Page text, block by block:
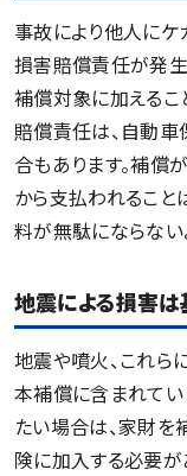
事故により他人にケ
損害賠償責任が発
補償対象に加えるこ
賠償責任は、自動
合もあります。補償
から支払われること
料が無駄にならない
地震による損害
地震や噴火、これら
本補償に含まれてい
たい場合は、家財
険に加入する必要が